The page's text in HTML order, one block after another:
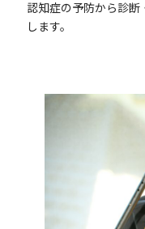
認知症の予防から診断
します。